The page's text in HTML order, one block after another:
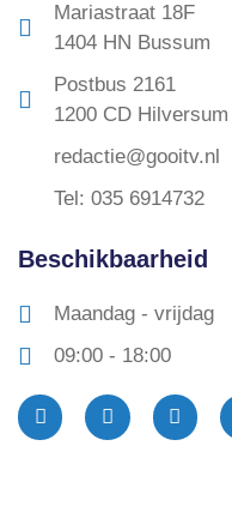
Mariastraat 18F
1404 HN Bussum
Postbus 2161
1200 CD Hilversum
redactie@gooitv.nl
Tel: 035 6914732
Beschikbaarheid
Maandag - vrijdag
09:00 - 18:00